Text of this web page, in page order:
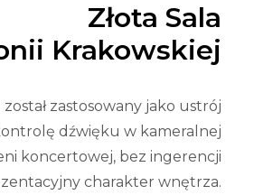
Złota Sala
Krakowskiej
zastosowany jako ustrój
dźwięku w kameralnej
koncertowej, bez ingerencji
charakter wnętrza.